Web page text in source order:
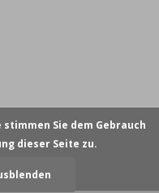
Sie dem Gebrauch
dieser Seite zu.